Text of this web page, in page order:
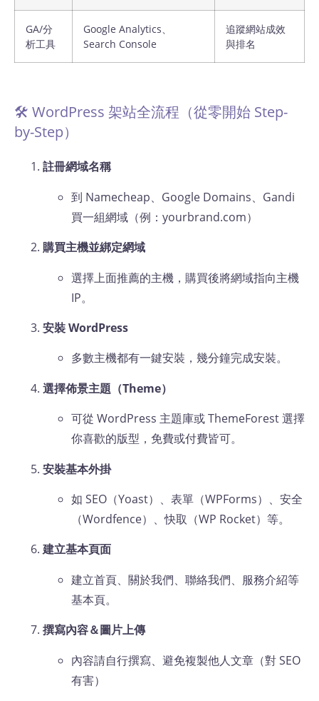
GA/分
析工具
Google Analytics、
Search Console
追蹤網站成效
與排名
🛠️ WordPress 架站全流程（從零開始 Step-
by-Step）
註冊網域名稱
到 Namecheap、Google Domains、Gandi
買一組網域（例：yourbrand.com）
購買主機並綁定網域
選擇上面推薦的主機，購買後將網域指向主機
IP。
安裝 WordPress
多數主機都有一鍵安裝，幾分鐘完成安裝。
選擇佈景主題（Theme）
可從 WordPress 主題庫或 ThemeForest 選擇
你喜歡的版型，免費或付費皆可。
安裝基本外掛
如 SEO（Yoast）、表單（WPForms）、安全
（Wordfence）、快取（WP Rocket）等。
建立基本頁面
建立首頁、關於我們、聯絡我們、服務介紹等
基本頁。
撰寫內容＆圖片上傳
內容請自行撰寫、避免複製他人文章（對 SEO
有害）